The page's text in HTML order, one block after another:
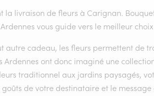
la livraison de fleurs à Carignan.
vous guide vers le meilleur
autre cadeau, les fleurs permettent de
Ardennes ont donc imaginé une
traditionnel aux jardins paysagés,
de votre destinataire et le